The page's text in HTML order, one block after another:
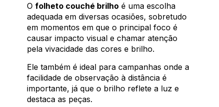
O folheto couché brilho é uma escolha
adequada em diversas ocasiões, sobretudo
em momentos em que o principal foco é
causar impacto visual e chamar atenção
pela vivacidade das cores e brilho.
Ele também é ideal para campanhas onde a
facilidade de observação à distância é
importante, já que o brilho reflete a luz e
destaca as peças.